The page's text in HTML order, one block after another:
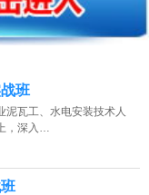
:【电子维修大专实战班】
班
泥瓦工、水电安装技术人
，深入…